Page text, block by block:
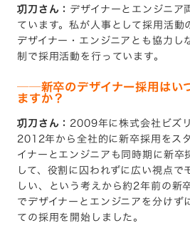
㓛刀さん： デザイナーとエンジニア
ています。私が人事として採用活動
デザイナー・エンジニアとも協力し
制で採用活動を行っています。
──新卒のデザイナー採用はい
ますか？
㓛刀さん：2009年に株式会社ビズ
2012年から全社的に新卒採用をス
イナーとエンジニアも同時期に新卒
して、役割に囚われずに広い視点
しい、という考えから約2年前の新
でデザイナーとエンジニアを分けず
ての採用を開始しました。